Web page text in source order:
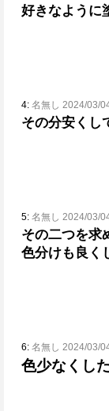
好きなように
4: 名無し 2024/03/
その分安くし
5: 名無し 2024/03/
その二つを求
色分けも良く
6: 名無し 2024/03/
色少なくし